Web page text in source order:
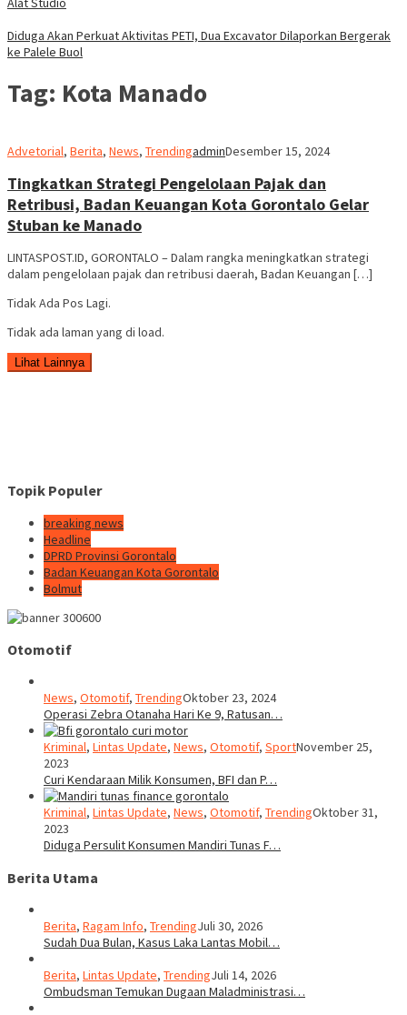
Diduga Akan Perkuat Aktivitas PETI, Dua Excavator Dilaporkan Bergerak
ke Palele Buol
Tag: Kota Manado
Advetorial, Berita, News, TrendingadminDesember 15, 2024
Tingkatkan Strategi Pengelolaan Pajak dan
Retribusi, Badan Keuangan Kota Gorontalo Gelar
Stuban ke Manado
LINTASPOST.ID, GORONTALO – Dalam rangka meningkatkan strategi
dalam pengelolaan pajak dan retribusi daerah, Badan Keuangan […]
Tidak Ada Pos Lagi.
Tidak ada laman yang di load.
Lihat Lainnya
Topik Populer
breaking news
Headline
DPRD Provinsi Gorontalo
Badan Keuangan Kota Gorontalo
Bolmut
Otomotif
News, Otomotif, TrendingOktober 23, 2024
Operasi Zebra Otanaha Hari Ke 9, Ratusan…
Kriminal, Lintas Update, News, Otomotif, SportNovember 25,
2023
Curi Kendaraan Milik Konsumen, BFI dan P…
Kriminal, Lintas Update, News, Otomotif, TrendingOktober 31,
2023
Diduga Persulit Konsumen Mandiri Tunas F…
Berita Utama
Berita, Ragam Info, TrendingJuli 30, 2026
Sudah Dua Bulan, Kasus Laka Lantas Mobil…
Berita, Lintas Update, TrendingJuli 14, 2026
Ombudsman Temukan Dugaan Maladministrasi…